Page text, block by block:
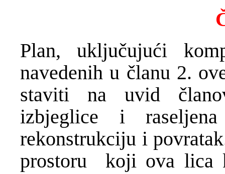
Plan, uključujući
navedenih u članu 2.
staviti na uvid
izbjeglice i
rekonstrukciju i
prostoru koji ova lica